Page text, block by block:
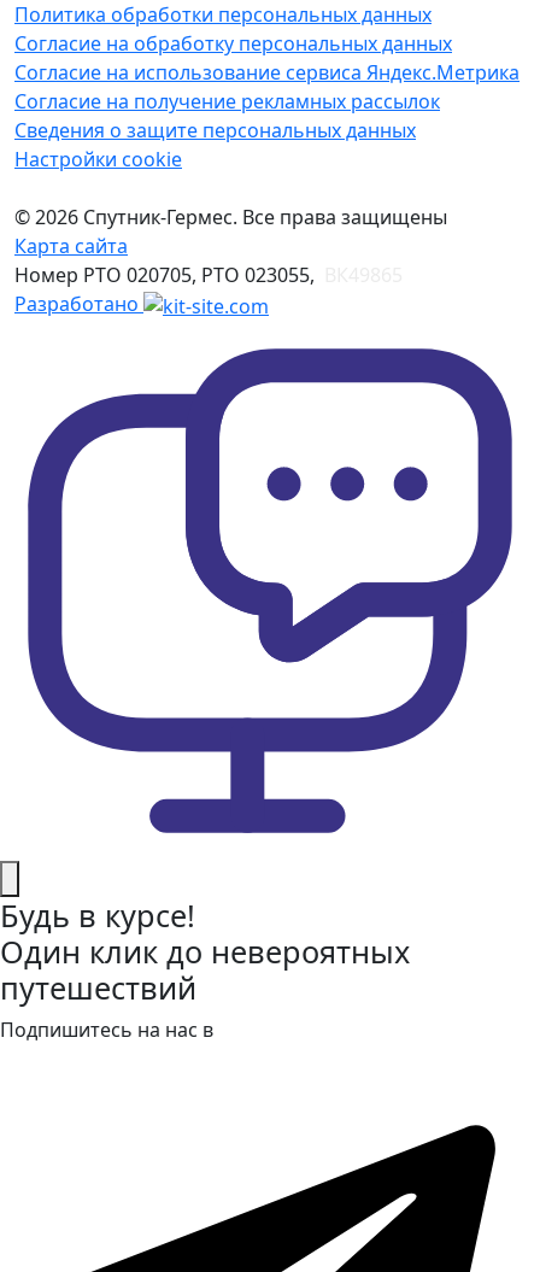
Политика обработки персональных данных
Согласие на обработку персональных данных
Согласие на использование сервиса Яндекс.Метрика
Согласие на получение рекламных рассылок
Сведения о защите персональных данных
Настройки cookie
© 2026 Спутник-Гермес. Все права защищены
Карта сайта
Номер РТО 020705, РТО 023055,
Разработано
Будь в курсе!
Один клик до невероятных
путешествий
Подпишитесь на нас в